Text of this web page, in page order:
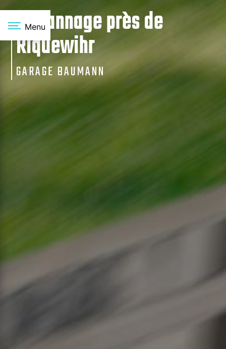
Menu
Dépannage près de
Riquewihr
GARAGE BAUMANN